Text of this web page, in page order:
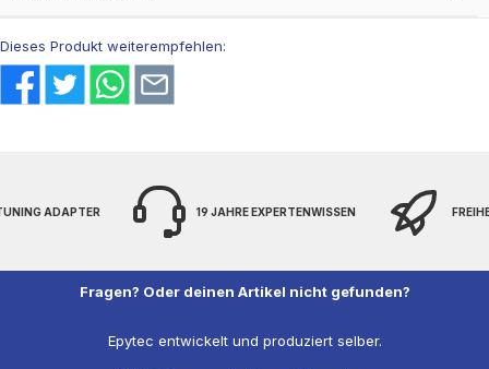
Dieses Produkt weiterempfehlen:
ADAPTER 19 JAHRE EXPERTENWISSEN
Fragen? Oder deinen Artikel nicht gefunden?
Epytec entwickelt und produziert selber.